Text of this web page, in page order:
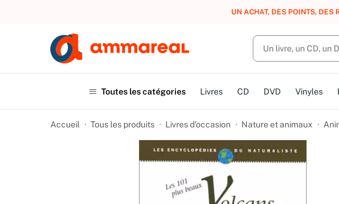
UN ACHAT, DES POINTS, DES
Toutes les catégories Livres CD DVD Vinyles
Accueil Tous les produits Livres d’occasion Nature et animaux